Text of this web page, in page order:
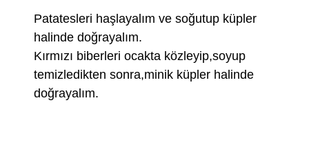
Patatesleri haşlayalım ve soğutup küpler
halinde doğrayalım.
Kırmızı biberleri ocakta közleyip,soyup
temizledikten sonra,minik küpler halinde
doğrayalım.